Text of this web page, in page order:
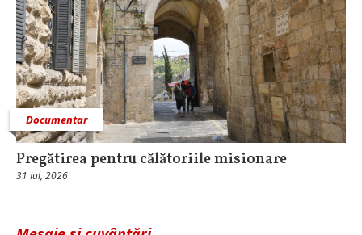
Documentar
Pregătirea pentru călătoriile misionare
31 Iul, 2026